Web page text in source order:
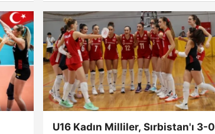
U16 Kadın Milliler, Sırbistan'ı 3-0